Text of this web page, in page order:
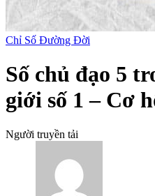
Chỉ Số Đường Đời
Số chủ đạo 5
giới số 1 – Cơ
Người truyền tải